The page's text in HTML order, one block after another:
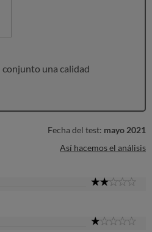
una calidad
Fecha del test: mayo 2021
Así hacemos el análisis